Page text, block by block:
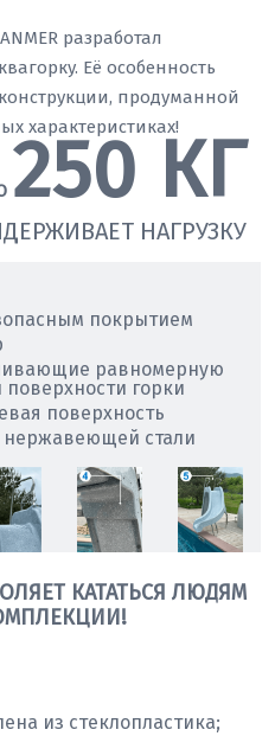
разработал
Её особенность
продуманной
характеристиках!
250 КГ
НАГРУЗКУ
покрытием
равномерную
горки
поверхность
нержавеющей стали
КАТАТЬСЯ ЛЮДЯМ
из стеклопластика;